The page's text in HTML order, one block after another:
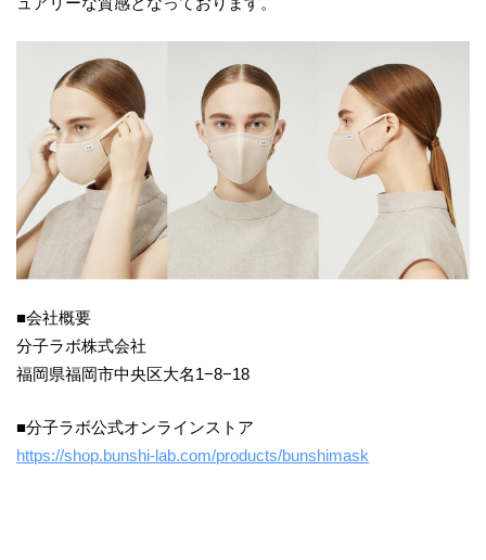
■会社概要
分子ラボ株式会社
福岡県福岡市中央区大名1−8−18
■分子ラボ公式オンラインストア
https://shop.bunshi-lab.com/products/bunshimask